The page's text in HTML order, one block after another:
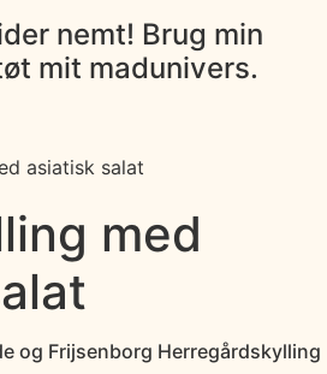
nemt! Brug min
mit madunivers.
med
og Frijsenborg Herregårdskylling